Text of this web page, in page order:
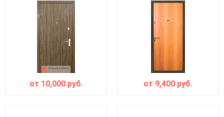
от 10,000руб. от 9,400 руб.